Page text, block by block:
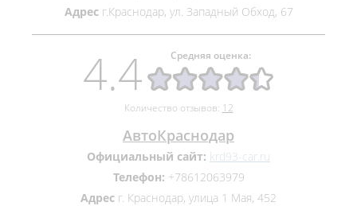
Адресг.Краснодар, ул. Западный Обход, 67
Средняя оценка:
4.4
Количество отзывов: 12
АвтоКраснодар
Официальный сайт: krd93-car.ru
Телефон: +78612063979
Адрес г. Краснодар, улица 1 Мая, 452